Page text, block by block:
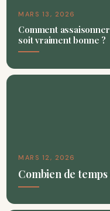
MARS 13, 2026
Comment
soit vraiment bonne ?
MARS 12, 2026
Combien de